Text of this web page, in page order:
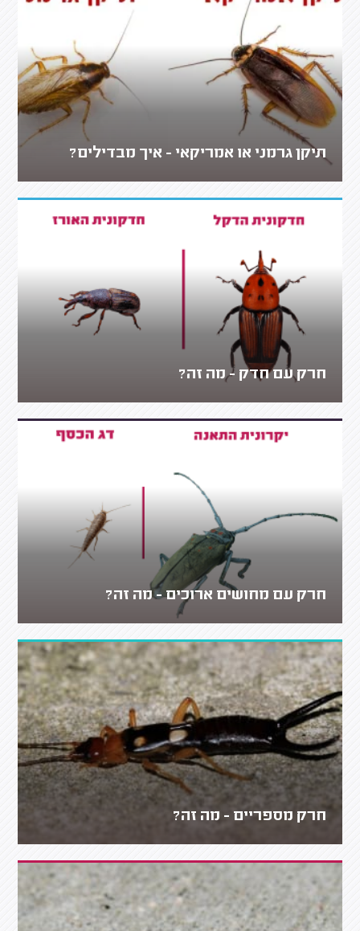
תיקן גרמני או אמריקאי - איך מבדילים?
חרק עם חדק - מה זה?
חרק עם מחושים ארוכים - מה זה?
חרק מספריים - מה זה?